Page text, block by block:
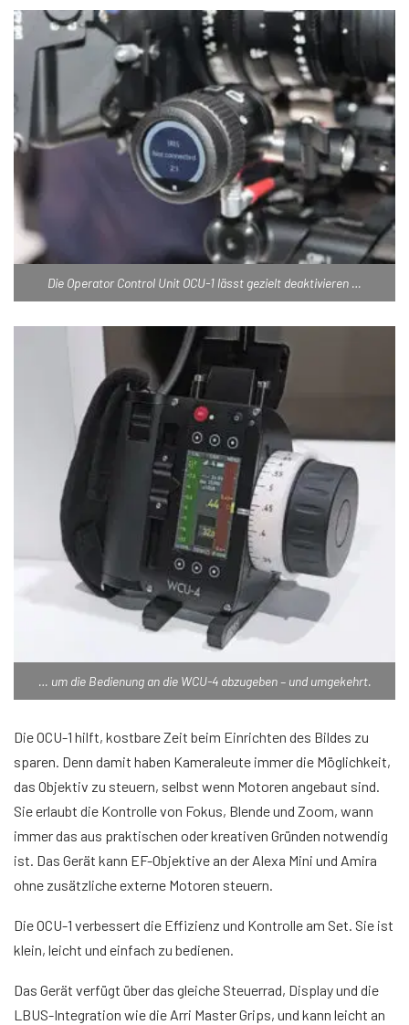
Die Operator Control Unit OCU-1 lässt gezielt deaktivieren …
… um die Bedienung an die WCU-4 abzugeben – und umgekehrt.
Die OCU-1 hilft, kostbare Zeit beim Einrichten des Bildes zu
sparen. Denn damit haben Kameraleute immer die Möglichkeit,
das Objektiv zu steuern, selbst wenn Motoren angebaut sind.
Sie erlaubt die Kontrolle von Fokus, Blende und Zoom, wann
immer das aus praktischen oder kreativen Gründen notwendig
ist. Das Gerät kann EF-Objektive an der Alexa Mini und Amira
ohne zusätzliche externe Motoren steuern.
Die OCU-1 verbessert die Effizienz und Kontrolle am Set. Sie ist
klein, leicht und einfach zu bedienen.
Das Gerät verfügt über das gleiche Steuerrad, Display und die
LBUS-Integration wie die Arri Master Grips, und kann leicht an